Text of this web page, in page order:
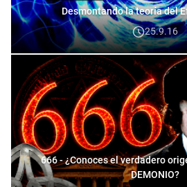
Desmontando la teoría del
25.9.16
666 - ¿Conoces el verdadero
DEMONIO?